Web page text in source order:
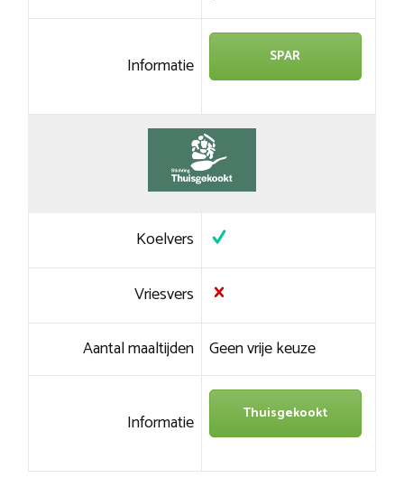
Informatie SPAR
Koelvers
Vriesvers
Aantal maaltijden Geen vrije keuze
Informatie Thuisgekookt